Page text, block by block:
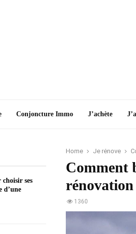
Conjoncture Immo J’achète
Home Je rénove
Comment
rénovation
1360
ses
d’une